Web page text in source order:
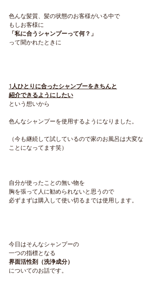
色んな髪質、髪の状態のお客様がいる中で
もしお客様に
「私に合うシャンプーって何？」
って聞かれたときに
1人ひとりに合ったシャンプーをきちんと
紹介できるようにしたい
という想いから
色んなシャンプーを使用するようになりました。
（今も継続して試しているので家のお風呂は大変な
ことになってます笑）
自分が使ったことの無い物を
胸を張って人に勧められないと思うので
必ずまずは購入して使い切るまでは使用します。
今日はそんなシャンプーの
一つの指標となる
界面活性剤（洗浄成分）
についてのお話です。